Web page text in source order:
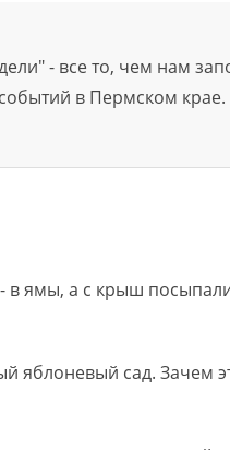
- все то, чем нам
в Пермском крае.
в ямы, а с крыш
яблоневый сад. Зачем